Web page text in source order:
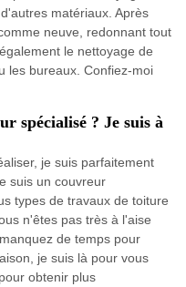
matériaux. Après
neuve, redonnant tout
le nettoyage de
les bureaux. Confiez-moi
spécialisé ? Je suis à
je suis parfaitement
suis un couvreur
types de travaux de toiture
n'êtes pas très à l'aise
de temps pour
je suis là pour vous
obtenir plus